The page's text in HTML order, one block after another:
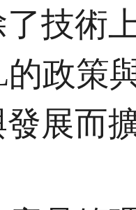
技術
的政策
展而